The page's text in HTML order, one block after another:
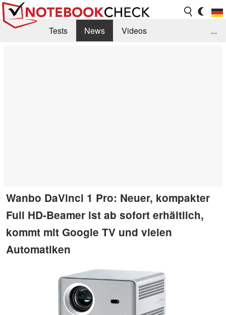
Tests News
Videos
...
Wanbo DaVinci 1 Pro: Neuer, kompakter
Full HD-Beamer ist ab sofort erhältlich,
kommt mit Google TV und vielen
Automatiken